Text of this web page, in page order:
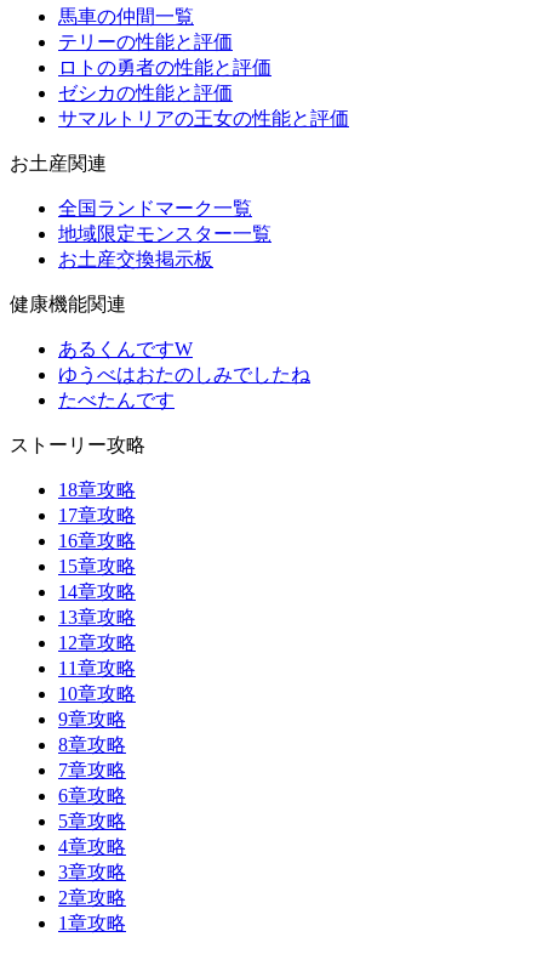
馬車の仲間一覧
テリーの性能と評価
ロトの勇者の性能と評価
ゼシカの性能と評価
サマルトリアの王女の性能と評価
お土産関連
全国ランドマーク一覧
地域限定モンスター一覧
お土産交換掲示板
健康機能関連
あるくんですW
ゆうべはおたのしみでしたね
たべたんです
ストーリー攻略
18章攻略
17章攻略
16章攻略
15章攻略
14章攻略
13章攻略
12章攻略
11章攻略
10章攻略
9章攻略
8章攻略
7章攻略
6章攻略
5章攻略
4章攻略
3章攻略
2章攻略
1章攻略